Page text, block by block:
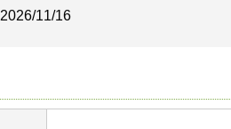
2026/11/16